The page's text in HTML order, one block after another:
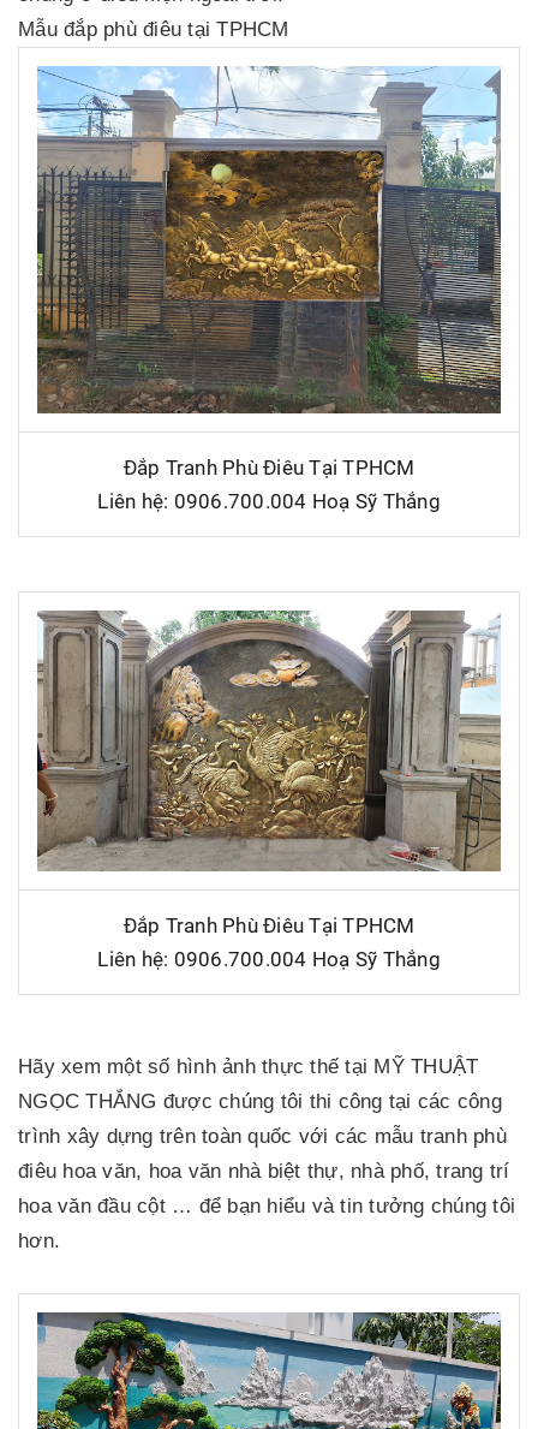
Mẫu đắp phù điêu tại TPHCM
Đắp Tranh Phù Điêu Tại TPHCM
Liên hệ: 0906.700.004 Hoạ Sỹ Thắng
Đắp Tranh Phù Điêu Tại TPHCM
Liên hệ: 0906.700.004 Hoạ Sỹ Thắng
Hãy xem một số hình ảnh thực thế tại MỸ THUẬT
NGỌC THẮNG được chúng tôi thi công tại các công
trình xây dựng trên toàn quốc với các mẫu tranh phù
điêu hoa văn, hoa văn nhà biệt thự, nhà phố, trang trí
hoa văn đầu cột … để bạn hiểu và tin tưởng chúng tôi
hơn.